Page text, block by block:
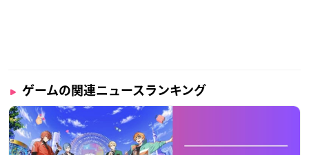
ゲームの関連ニュースランキング